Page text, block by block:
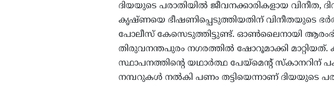
ദിയയുടെ പരാതിയില്‍ ജീവനക്കാരികളായ വിനീത,
കൃഷ്ണയെ ഭീഷണിപ്പെടുത്തിയതിന് വിനീതയുടെ
പോലീസ് കേസെടുത്തിട്ടുണ്ട്. ഓണ്‍ലൈനായി
തിരുവനന്തപുരം നഗരത്തില്‍ ഷോറൂമാക്കി
സ്ഥാപനത്തിന്റെ യഥാര്‍ത്ഥ പേയ്മെന്റ് സ്‌കാനറിന്
നമ്പറുകള്‍ നല്‍കി പണം തട്ടിയെന്നാണ് ദിയയുടെ